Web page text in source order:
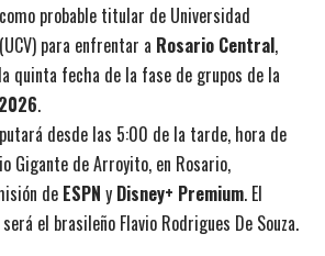
probable titular de Universidad
para enfrentar a Rosario Central,
quinta fecha de la fase de grupos de la
.
desde las 5:00 de la tarde, hora de
Gigante de Arroyito, en Rosario,
de ESPN y Disney+ Premium. El
el brasileño Flavio Rodrigues De Souza.